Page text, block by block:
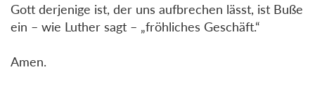
Gott derjenige ist, der uns aufbrechen lässt, ist Buße
ein – wie Luther sagt – „fröhliches Geschäft.“
Amen.